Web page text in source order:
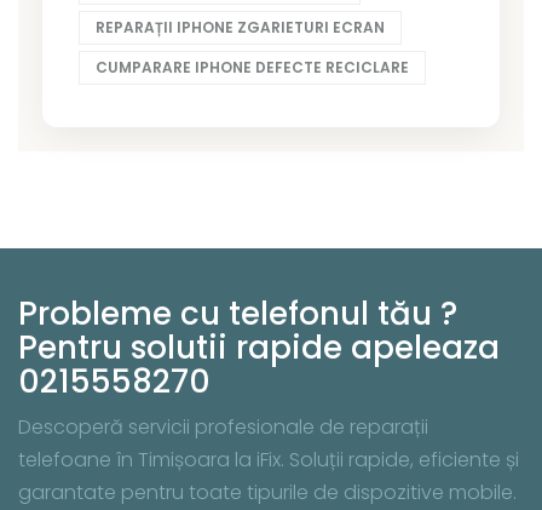
REPARAȚII IPHONE ZGARIETURI ECRAN
CUMPARARE IPHONE DEFECTE RECICLARE
Probleme cu telefonul tău ?
Pentru solutii rapide apeleaza
0215558270
Descoperă servicii profesionale de reparații
telefoane în Timișoara la iFix. Soluții rapide, eficiente și
garantate pentru toate tipurile de dispozitive mobile.